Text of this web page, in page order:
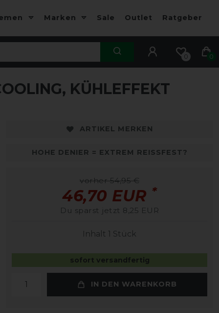
Marken Sale Outlet Ratgeber
0 0
KÜHLEFFEKT
ARTIKEL MERKEN
HOHE DENIER = EXTREM REISSFEST?
vorher 54,95 €
46,70 EUR *
Du sparst jetzt 8,25 EUR
Inhalt 1 Stück
sofort versandfertig
IN DEN WARENKORB